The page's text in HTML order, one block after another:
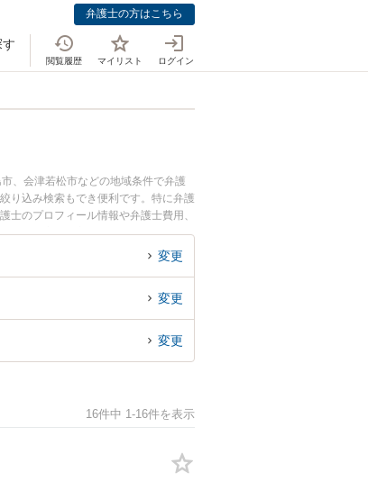
弁護士の方はこちら
閲覧履歴 マイリスト ログイン
、会津若松市などの地域条件で弁護
り込み検索もでき便利です。特に弁護
のプロフィール情報や弁護士費用、
解決の実績豊富な近くの弁護士を検索
変更
変更
変更
16件中 1-16件を表示